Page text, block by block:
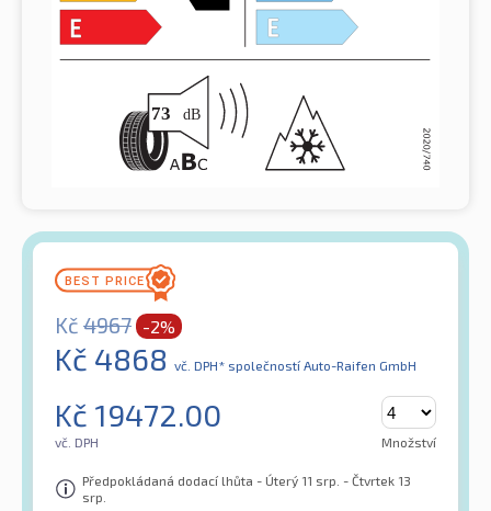
Kč 4967 -2%
Kč 4868 vč. DPH* společností Auto-Raifen GmbH
Kč 19472.00
vč. DPH Množství
Předpokládaná dodací lhůta - Úterý 11 srp. - Čtvrtek 13
srp.